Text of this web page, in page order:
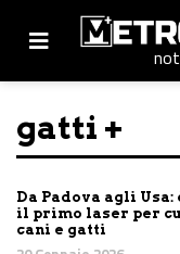
gatti +
Da Padova agli Usa:
il primo laser per
cani e gatti